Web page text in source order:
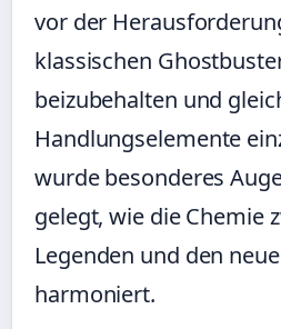
vor der
klassischen
beizubehalten und
Handlungselemente
wurde besonderes
gelegt, wie die Chemie
Legenden und den
harmoniert.